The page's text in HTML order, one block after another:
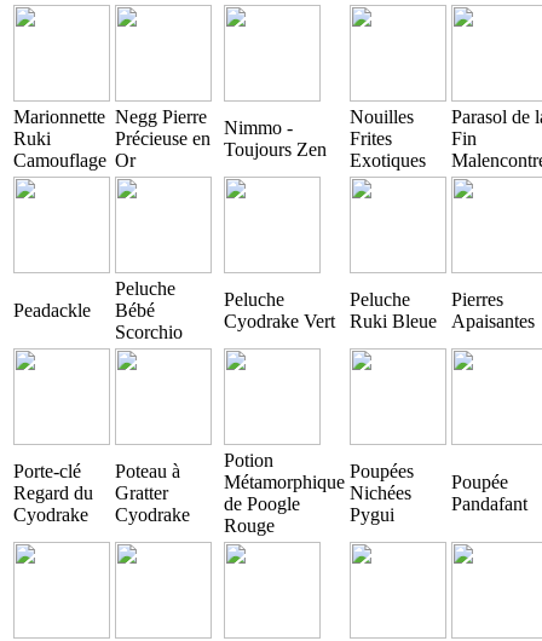
Marionnette
Ruki
Camouflage
Negg Pierre
Précieuse en
Or
Nimmo -
Toujours Zen
Nouilles
Frites
Exotiques
Parasol de
Fin
Peadackle
Peluche
Bébé
Scorchio
Peluche
Cyodrake Vert
Peluche
Ruki Bleue
Pierres
Apaisantes
Porte-clé
Regard du
Cyodrake
Poteau à
Gratter
Cyodrake
Potion
Métamorphique
de Poogle
Rouge
Poupées
Nichées
Pygui
Poupée
Pandafant